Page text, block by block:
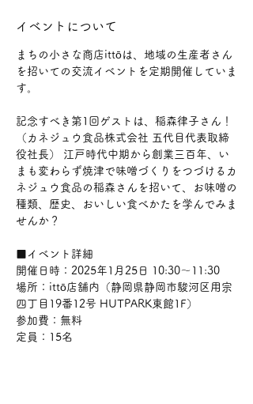
イベントについて
まちの小さな商店ittōは、地域の生産者さん
を招いての交流イベントを定期開催していま
す。
記念すべき第1回ゲストは、稲森律子さん！
（カネジュウ食品株式会社 五代目代表取締
役社長） 江戸時代中期から創業三百年、い
まも変わらず焼津で味噌づくりをつづけるカ
ネジュウ食品の稲森さんを招いて、お味噌の
種類、歴史、おいしい食べかたを学んでみま
せんか？
■イベント詳細
開催日時：2025年1月25日 10:30～11:30
場所：ittō店舗内（静岡県静岡市駿河区用宗
四丁目19番12号 HUTPARK東館1F）
参加費：無料
定員：15名